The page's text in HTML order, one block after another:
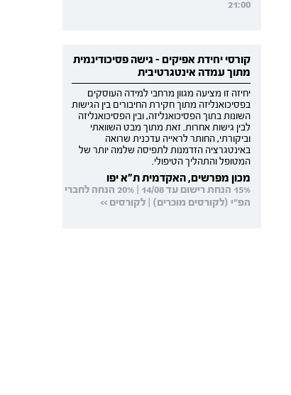
21:00
קורסי יחידת אפיקים - גישה פסיכודינמית
מתוך עמדה אינטגרטיבית
יחיזה זו מציעה מגוון מרחבי למידה העוסקים
בפסיכואנליזה מתוך חקירת החיבורים בין הגישות
השונות בתוך הפסיכואנליזה, ובין הפסיכואנליזה
לבין גישות אחרות. זאת מתוך מבט השוואתי
וביקורתי, החותר לראייה עדכנית שרואה
באינטגרציה הזדמנות לתפיסה שלמה יותר של
המטופל והתהליך הטיפולי.
מכון מפרשים, האקדמית ת"א יפו
15% הנחת רישום עד 14/08 | 20% הנחה לחברי
הפ"י (לקורסים מוכרים) | לקורסים >>